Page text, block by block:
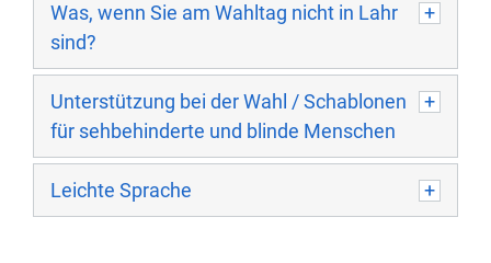
Was, wenn Sie am Wahltag nicht in Lahr
sind?
Unterstützung bei der Wahl / Schablonen
für sehbehinderte und blinde Menschen
Leichte Sprache